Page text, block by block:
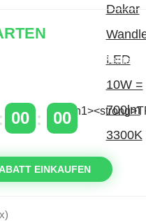
20 % Rabatt auf
00 00
EINKAUFEN